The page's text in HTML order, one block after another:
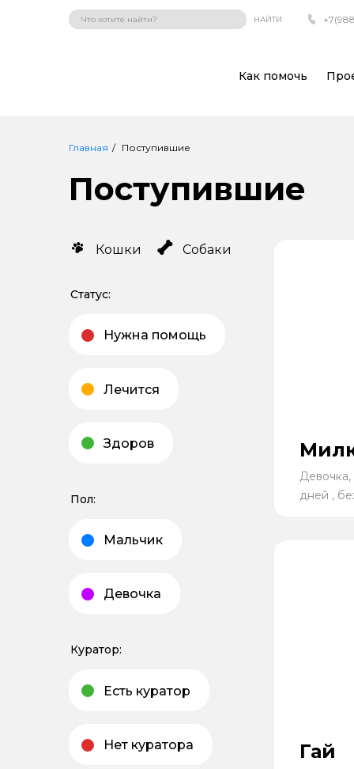
НАЙТИ
Как помочь
Главная Поступившие
Поступившие
Кошки Собаки
Статус:
Нужна помощь
Лечится
Здоров
Пол:
Мальчик
Девочка
Куратор:
Есть куратор
Нет куратора
Девочка,
дней ,
Гай